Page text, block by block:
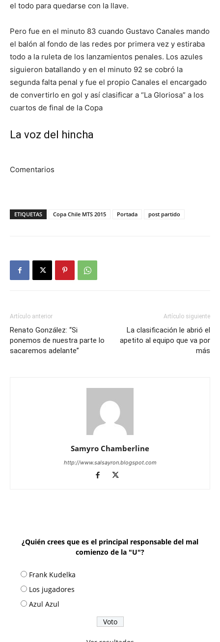
el todo para quedarse con la llave.
Pero fue en el minuto 83 cuando Gustavo Canales mando
el balón al fondo de las redes por primera vez y estiraba
todo a la ruleta de los lanzamientos penales. Los azules
siguieron batallando y en el minuto 92 se cobró la
segunda falta penal y fue el propio Canales el encargado
de convertirlo en gol y así clasificar a “La Gloriosa” a los
cuartos de final de la Copa
La voz del hincha
Comentarios
ETIQUETAS Copa Chile MTS 2015 Portada post partido
Artículo anterior
Renato González: “Si
ponemos de nuestra parte lo
sacaremos adelante”
Artículo siguiente
La clasificación le abrió el
apetito al equipo que va por
más
Samyro Chamberline
http://www.salsayron.blogspot.com
¿Quién crees que es el principal responsable del mal
comienzo de la "U"?
Frank Kudelka
Los jugadores
Azul Azul